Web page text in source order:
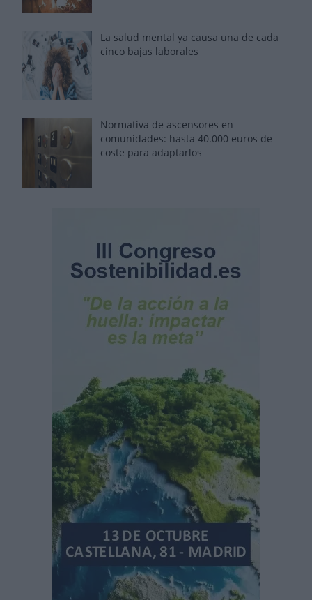
La salud mental ya causa una de cada
cinco bajas laborales
Normativa de ascensores en
comunidades: hasta 40.000 euros de
coste para adaptarlos